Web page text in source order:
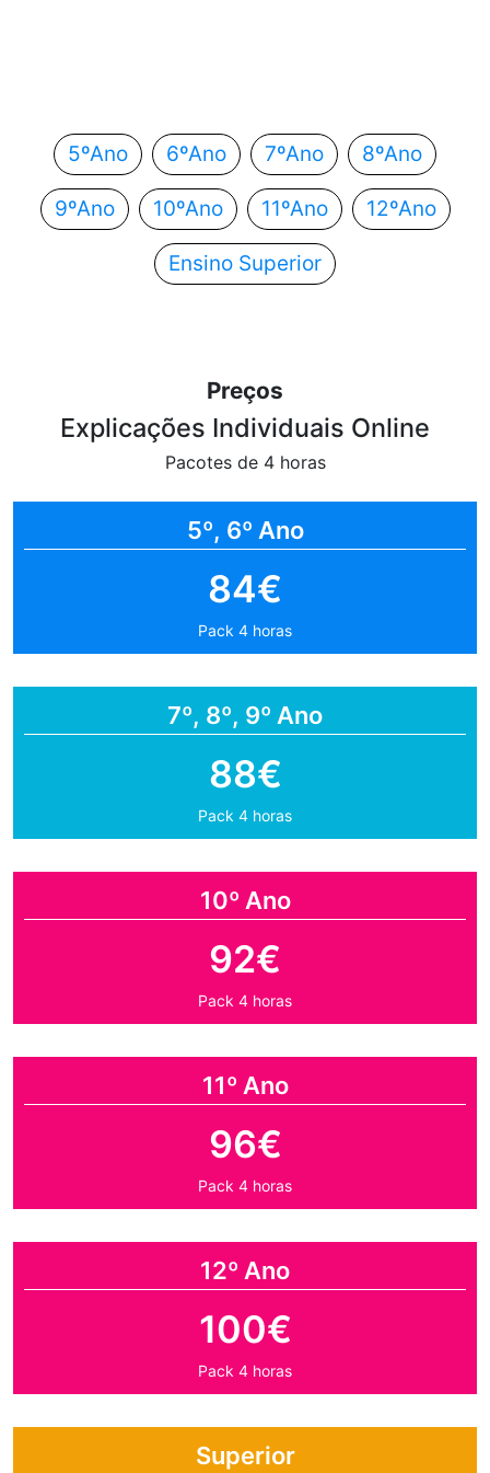
5ºAno 6ºAno 7ºAno 8ºAno
9ºAno 10ºAno 11ºAno 12ºAno
Ensino Superior
Preços
Explicações Individuais Online
Pacotes de 4 horas
5º, 6º Ano
84€
Pack 4 horas
7º, 8º, 9º Ano
88€
Pack 4 horas
10º Ano
92€
Pack 4 horas
11º Ano
96€
Pack 4 horas
12º Ano
100€
Pack 4 horas
Superior